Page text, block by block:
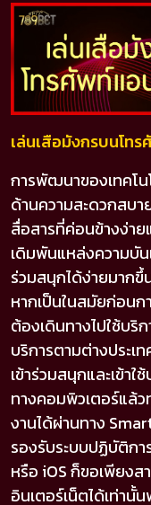
สมัคร
สมาชิก
ทาง
เข้า
ติดต่อ
เรา
เล่นเสือมังกรบนโท
การพัฒนาของเทคโน
ด้านความสะดวกสบ
สื่อสารที่ค่อนข้างง่าย
เดิมพันแหล่งความบัน
ร่วมสนุกได้ง่ายมาก
หากเป็นในสมัยก่อนก
ต้องเดินทางไปใช้บริ
บริการตามต่างประเ
เข้าร่วมสนุกและเข้า
ทางคอมพิวเตอร์แล้ว
งานได้ผ่านทาง
รองรับระบบปฏิบัติกา
หรือ iOS ก็ขอเพียง
อินเตอร์เน็ตได้เท่านั้